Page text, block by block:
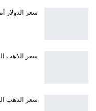
سعر الدولار أمام
سعر الذهب اليوم
سعر الذهب اليوم الأربعاء 4